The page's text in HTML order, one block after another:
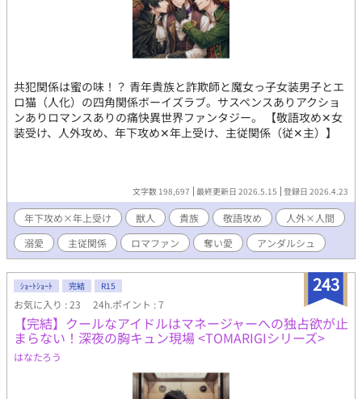
共犯関係は蜜の味！？ 青年貴族と詐欺師と魔女っ子女装男子とエ
ロ猫（人化）の四角関係ボーイズラブ。サスペンスありアクショ
ンありロマンスありの痛快異世界ファンタジー。 【敬語攻め✕女
装受け、人外攻め、年下攻め✕年上受け、主従関係（従✕主）】
文字数 198,697 最終更新日 2026.5.15 登録日 2026.4.23
年下攻め×年上受け 獣人 貴族 敬語攻め
人外×人間
溺愛
主従関係 ロマファン 奪い愛 アンダルシュ
243
ｼｮｰﾄｼｮｰﾄ 完結 R15
お気に入り : 23 24h.ポイント : 7
【完結】クールなアイドルはマネージャーへの独占欲が止
まらない！深夜の胸キュン現場 <TOMARIGIシリーズ>
はなたろう